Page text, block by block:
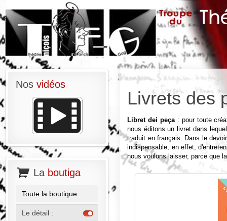
Livrets des
Libret dei peça: pour toute
nous éditons un livret dans
traduit en français. Dans le
indispensable, en effet,
nous voulons laisser, parce que
Nos vidéos
La boutiga
Toute la boutique
Le détail :